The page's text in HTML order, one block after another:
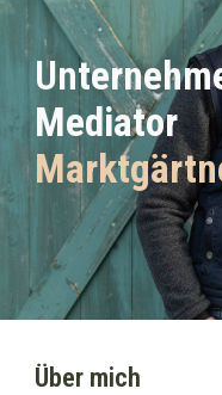
Un
Mediator
Über mich